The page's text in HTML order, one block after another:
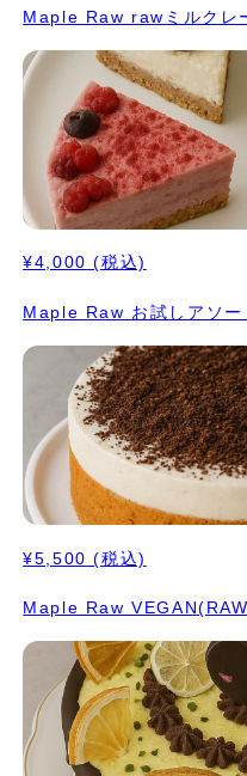
Maple Raw rawミルクレ
¥4,000 (税込)
Maple Raw お試しアソー
¥5,500 (税込)
Maple Raw